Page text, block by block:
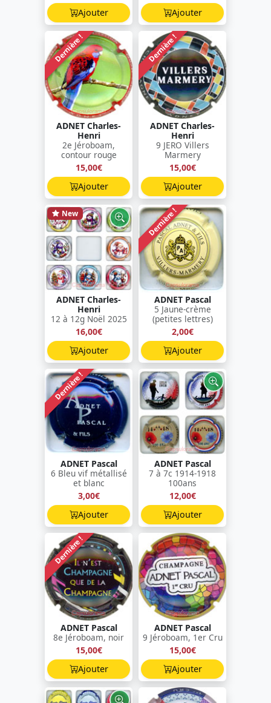
Ajouter
Ajouter
Dernière !
ADNET Charles-
Henri
2e Jéroboam,
contour rouge
15,00€
Ajouter
Dernière !
ADNET Charles-
Henri
9 JERO Villers
Marmery
15,00€
Ajouter
New
ADNET Charles-
Henri
12 à 12g Noël 2025
16,00€
Ajouter
Dernière !
ADNET Pascal
5 Jaune-crème
(petites lettres)
2,00€
Ajouter
Dernière !
ADNET Pascal
6 Bleu vif métallisé
et blanc
3,00€
Ajouter
ADNET Pascal
7 à 7c 1914-1918
100ans
12,00€
Ajouter
Dernière !
ADNET Pascal
8e Jéroboam, noir
15,00€
Ajouter
ADNET Pascal
9 Jéroboam, 1er Cru
15,00€
Ajouter